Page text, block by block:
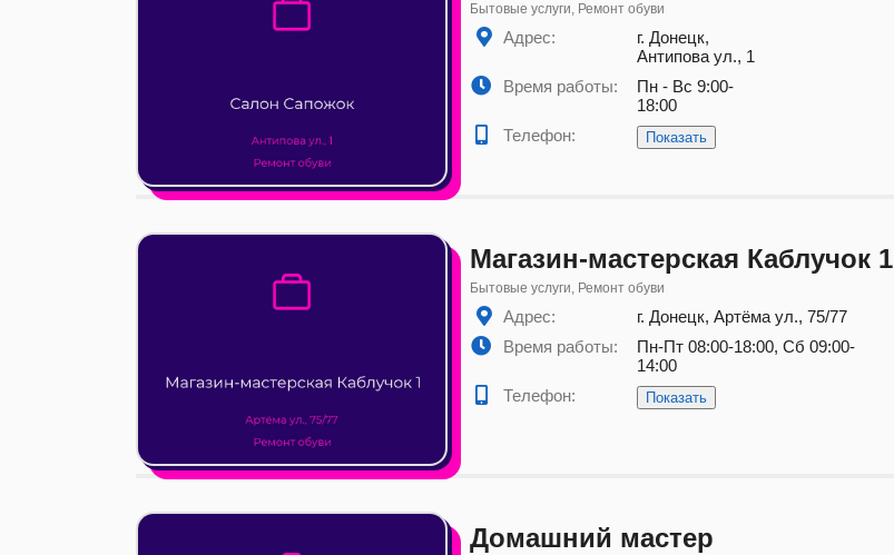
Бытовые услуги, Ремонт обуви
Адрес:
г. Донецк,
Антипова ул., 1
Время работы:
Пн - Вс 9:00-
18:00
Телефон:
Показать
Магазин-мастерская Каблучок 1
Бытовые услуги, Ремонт обуви
Адрес:
г. Донецк, Артёма ул., 75/77
Время работы:
Пн-Пт 08:00-18:00, Сб 09:00-
14:00
Телефон:
Показать
Домашний мастер